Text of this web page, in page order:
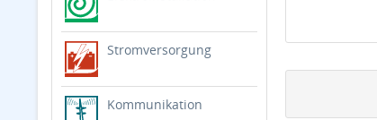
Stromversorgung
Kommunikation